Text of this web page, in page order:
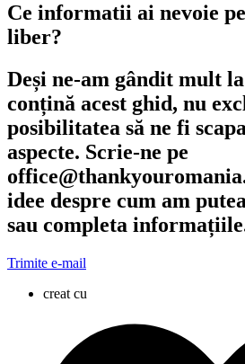
Ce informatii ai nevoie
liber?
Deși ne-am gândit mult
conțină acest ghid, nu
posibilitatea să ne fi
aspecte. Scrie-ne pe
idee despre cum am
sau completa
Trimite e-mail
creat cu